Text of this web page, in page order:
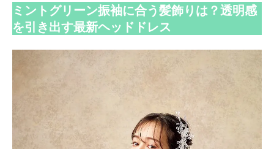
ミントグリーン振袖に合う髪飾りは？透明感
を引き出す最新ヘッドドレス